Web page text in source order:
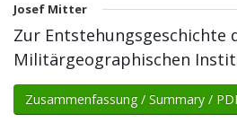
Josef Mitter
Zur Entstehungsgeschichte
Militärgeographischen
Zusammenfassung / Summary /